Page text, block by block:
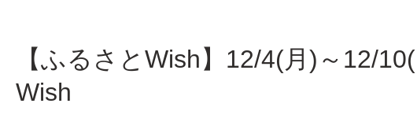
【ふるさとWish】12/4(月)～12/
Wish